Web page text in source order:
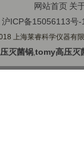
网站首页 关
沪ICP备15056113号-
上海莱睿科学仪器有
灭菌锅,tomy高压灭